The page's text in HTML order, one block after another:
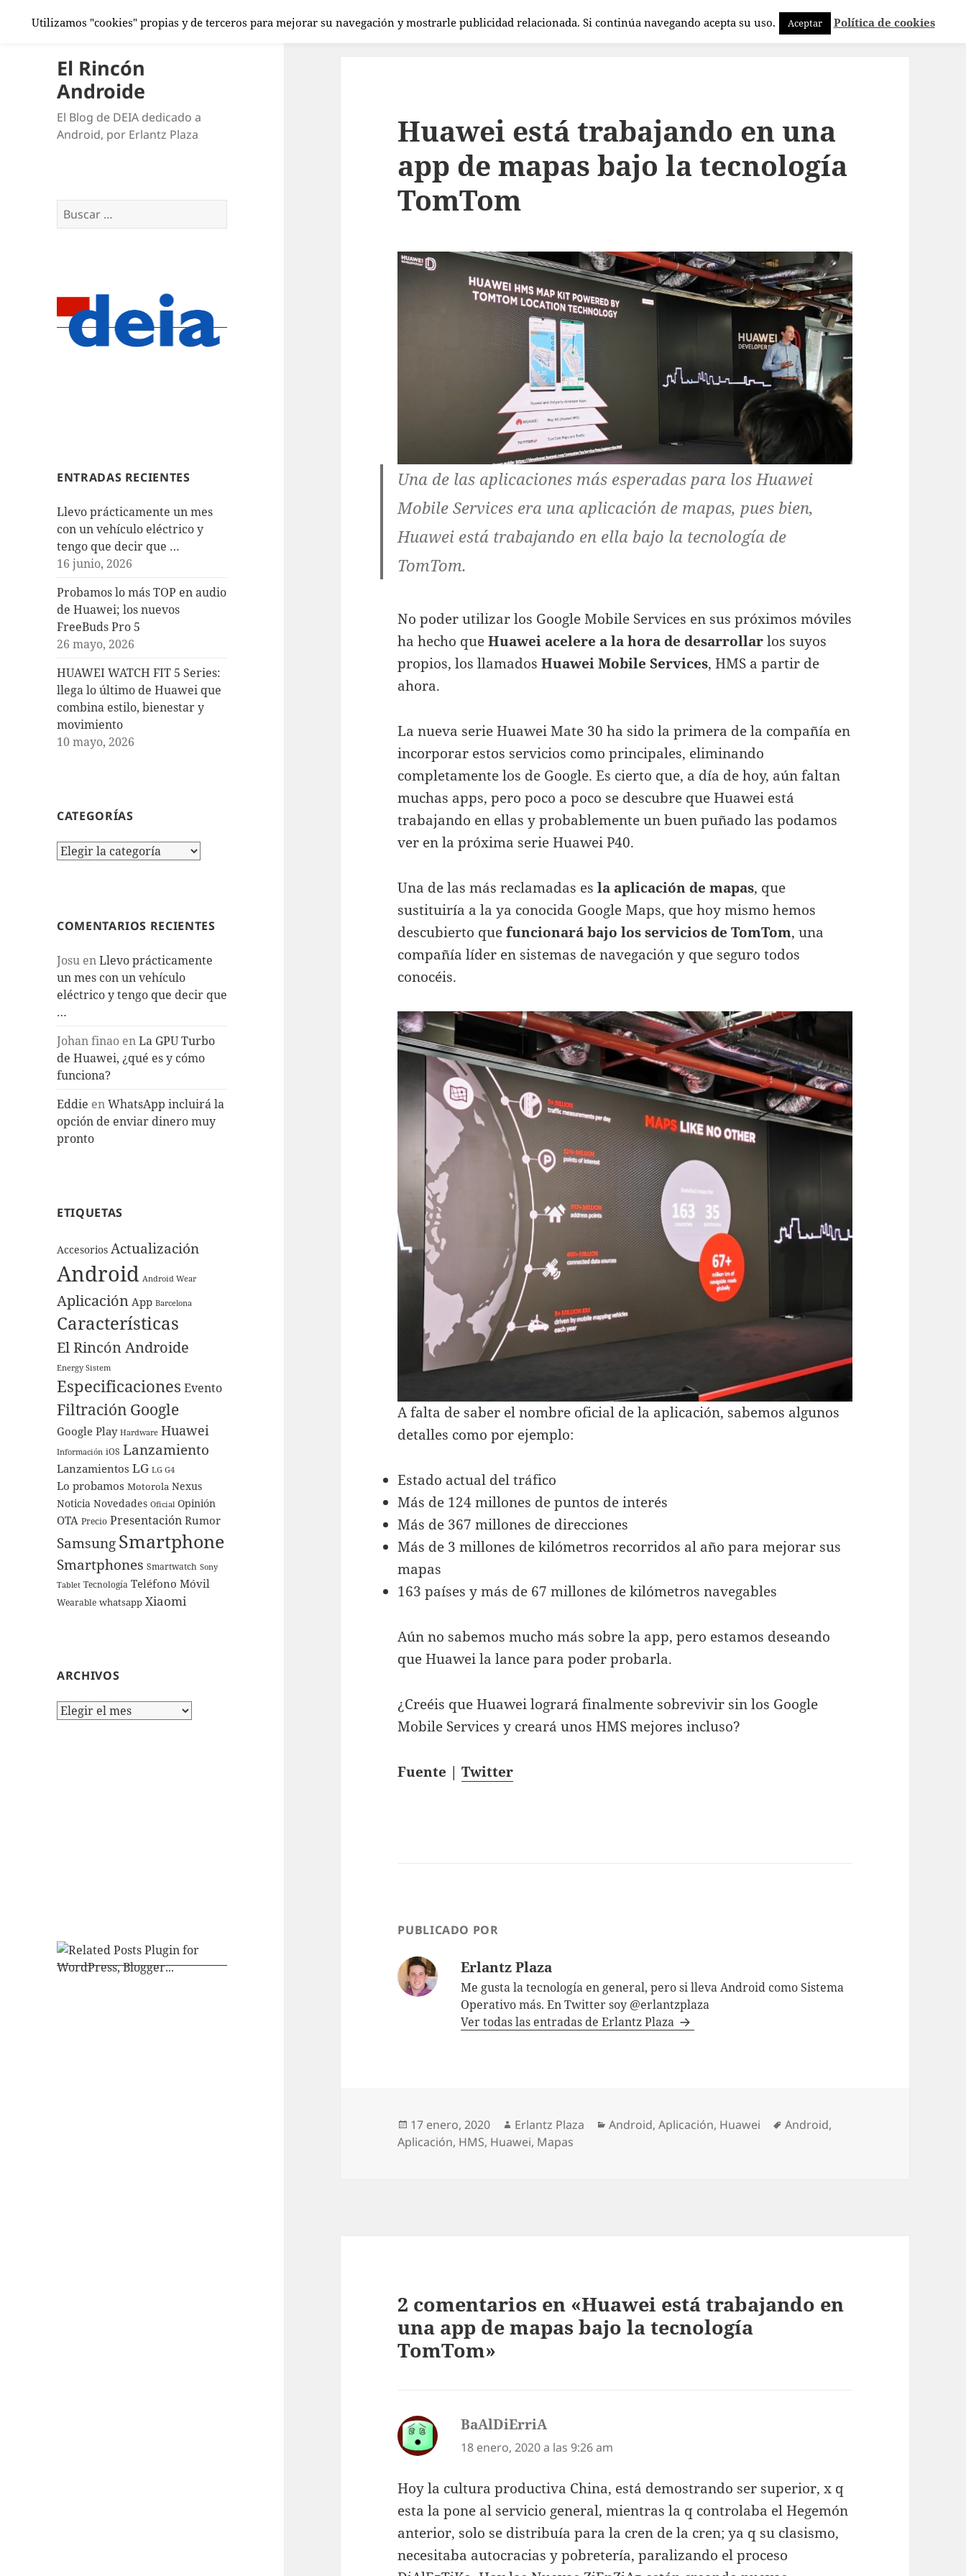
El Rincón
Androide
El Blog de DEIA dedicado a
Android, por Erlantz Plaza
Buscar:
ENTRADAS RECIENTES
Llevo prácticamente un mes
con un vehículo eléctrico y
tengo que decir que …
16 junio, 2026
Probamos lo más TOP en audio
de Huawei; los nuevos
FreeBuds Pro 5
26 mayo, 2026
HUAWEI WATCH FIT 5 Series:
llega lo último de Huawei que
combina estilo, bienestar y
movimiento
10 mayo, 2026
CATEGORÍAS
Categorías
COMENTARIOS RECIENTES
Josu enLlevo prácticamente
un mes con un vehículo
eléctrico y tengo que decir que
…
Johan finao enLa GPU Turbo
de Huawei, ¿qué es y cómo
funciona?
Eddie enWhatsApp incluirá la
opción de enviar dinero muy
pronto
ETIQUETAS
Accesorios Actualización
Android Android Wear
Aplicación App Barcelona
Características
El Rincón Androide
Energy Sistem
Especificaciones Evento
Filtración Google
Google Play Hardware Huawei
Información iOS Lanzamiento
Lanzamientos LG LG G4
Lo probamos Motorola Nexus
Noticia Novedades Oficial Opinión
OTA Precio Presentación Rumor
SamsungSmartphone
Smartphones Smartwatch Sony
Tablet Tecnología Teléfono Móvil
Wearable whatsapp Xiaomi
ARCHIVOS
Archivos
Huawei está trabajando en una
app de mapas bajo la tecnología
TomTom
Una de las aplicaciones más esperadas para los Huawei
Mobile Services era una aplicación de mapas, pues bien,
Huawei está trabajando en ella bajo la tecnología de
TomTom.
No poder utilizar los Google Mobile Services en sus próximos móviles
ha hecho queHuawei acelere a la hora de desarrollarlos suyos
propios, los llamadosHuawei Mobile Services, HMS a partir de
ahora.
La nueva serie Huawei Mate 30 ha sido la primera de la compañía en
incorporar estos servicios como principales, eliminando
completamente los de Google. Es cierto que, a día de hoy, aún faltan
muchas apps, pero poco a poco se descubre que Huawei está
trabajando en ellas y probablemente un buen puñado las podamos
ver en la próxima serie Huawei P40.
Una de las más reclamadas esla aplicación de mapas, que
sustituiría a la ya conocida Google Maps, que hoy mismo hemos
descubierto quefuncionará bajo los servicios de TomTom, una
compañía líder en sistemas de navegación y que seguro todos
conocéis.
A falta de saber el nombre oficial de la aplicación, sabemos algunos
detalles como por ejemplo:
Estado actual del tráfico
Más de 124 millones de puntos de interés
Más de 367 millones de direcciones
Más de 3 millones de kilómetros recorridos al año para mejorar sus
mapas
163 países y más de 67 millones de kilómetros navegables
Aún no sabemos mucho más sobre la app, pero estamos deseando
que Huawei la lance para poder probarla.
¿Creéis que Huawei logrará finalmente sobrevivir sin los Google
Mobile Services y creará unos HMS mejores incluso?
Fuente |Twitter
PUBLICADO POR
Erlantz Plaza
Me gusta la tecnología en general, pero si lleva Android como Sistema
Operativo más. En Twitter soy @erlantzplaza
Ver todas las entradas de Erlantz Plaza
Publicado
el
17 enero, 2020 Autor
Erlantz Plaza Categorías
Android,Aplicación, Huawei Etiquetas
Android,
Aplicación, HMS, Huawei, Mapas
2 comentarios en «Huawei está trabajando en
una app de mapas bajo la tecnología
TomTom»
BaAlDiErriAdice:
18 enero, 2020 a las 9:26 am
Hoy la cultura productiva China, está demostrando ser superior, x q
esta la pone al servicio general, mientras la q controlaba el Hegemón
anterior, solo se distribuía para la cren de la cren; ya q su clasismo,
necesitaba autocracias y pobretería, paralizando el proceso
Utilizamos "cookies" propias y de terceros para mejorar su navegación y mostrarle publicidad relacionada. Si continúa navegando acepta su uso. Aceptar Política de cookies